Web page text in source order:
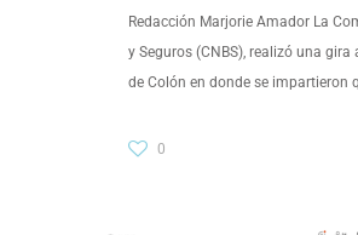
Redacción Marjorie Amador La
y Seguros (CNBS), realizó una
de Colón en donde se impartieron
0